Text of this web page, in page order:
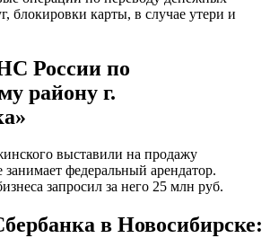
блокировки карты, в случае утери и
России по
району г.
выставили на продажу
федеральный арендатор.
запросил за него 25 млн руб.
в Новосибирске: